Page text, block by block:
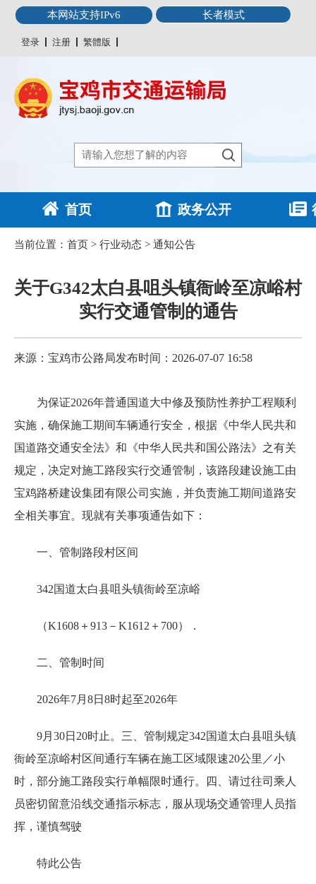
本网站支持IPv6 长者模式
登录 注册 繁體版
首页 政务公开
当前位置： 首页 > 行业动态 > 通知公告
关于G342太白县咀头镇衙岭至凉峪村
实行交通管制的通告
来源：宝鸡市公路局发布时间：2026-07-07 16:58
为保证2026年普通国道大中修及预防性养护工程顺利
实施，确保施工期间车辆通行安全，根据《中华人民共和
国道路交通安全法》和《中华人民共和国公路法》之有关
规定，决定对施工路段实行交通管制，该路段建设施工由
宝鸡路桥建设集团有限公司实施，并负责施工期间道路安
全相关事宜。现就有关事项通告如下：
一、管制路段村区间
342国道太白县咀头镇衙岭至凉峪
（K1608＋913－K1612＋700）．
二、管制时间
2026年7月8日8时起至2026年
9月30日20时止。三、管制规定342国道太白县咀头镇
衙岭至凉峪村区间通行车辆在施工区域限速20公里／小
时，部分施工路段实行单幅限时通行。四、请过往司乘人
员密切留意沿线交通指示标志，服从现场交通管理人员指
挥，谨慎驾驶
特此公告